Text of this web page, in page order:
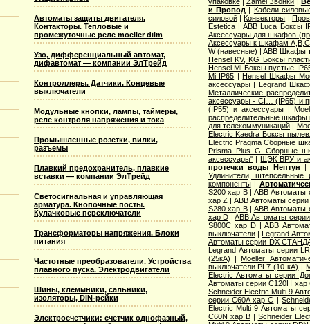
Автоматы защиты двигателя.
Контакторы. Тепловые и
промежуточные реле moeller dilm
Узо, дифференциальный автомат,
дифавтомат — компании ЭлТрейд
Контроллеры. Датчики. Концевые
выключатели
Модульные кнопки, лампы, таймеры,
реле контроля напряжения и тока
Промышленные розетки, вилки,
разъемы
Плавкий предохранитель, плавкие
вставки — компании ЭлТрейд
Светосигнальная и управляющая
арматура. Кнопочные посты.
Кулачковые переключатели
Трансформаторы напряжения. Блоки
питания
Частотные преобразователи. Устройства
плавного пуска. Электродвигатели
Шины, клеммники, сальники,
изоляторы, DIN-рейки
Электросчетчики: счетчик однофазный,
и Провод | Кабели
силовой|Конвекторы |
Estetica| ABB Luca Боксы
Аксессуары для шкафов
Аксессуары к шкафам
W (навесные) |ABB Шкафы
Hensel KV, KG Боксы
Hensel Mi Боксы пустые
Mi IP65 |Hensel Шкафы
аксессуары| Legrand
Металлические
аксессуары - CI… (IP65) и
(IP55) и аксессуары|
распределительные
для телекоммуникаций|
Electric Kaedra Боксы
Electric Pragma Сборные
Prisma Plus G Сборные
аксессуары"|ЩЭК ВРУ и
протечки воды Нептун
Удлинители, штепсельные
компоненты|
S200 хар B| ABB Автоматы
хар Z| ABB Автоматы
S280 хар B| ABB Автоматы
хар D | ABB Автоматы
S800C хар D|ABB
выключатели| Legrand
Автоматы серии DX
Legrand Автоматы серии
(25кА) |Moeller
выключатели PL7 (10 кА) |
Electric Aвтоматы серии
Автоматы серии C120H хар
Schneider Electric Multi 9
серии C60A хар C |
Electric Multi 9 Автоматы
C60N хар B| Schneider